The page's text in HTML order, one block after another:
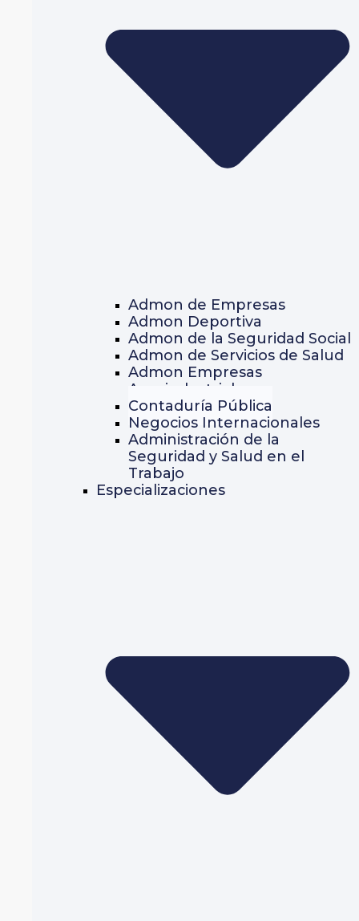
Admon de Empresas
Admon Deportiva
Admon de la Seguridad Social
Admon de Servicios de Salud
Admon Empresas
Agroindustriales
Contaduría Pública
Negocios Internacionales
Administración de la
Seguridad y Salud en el
Trabajo
Especializaciones